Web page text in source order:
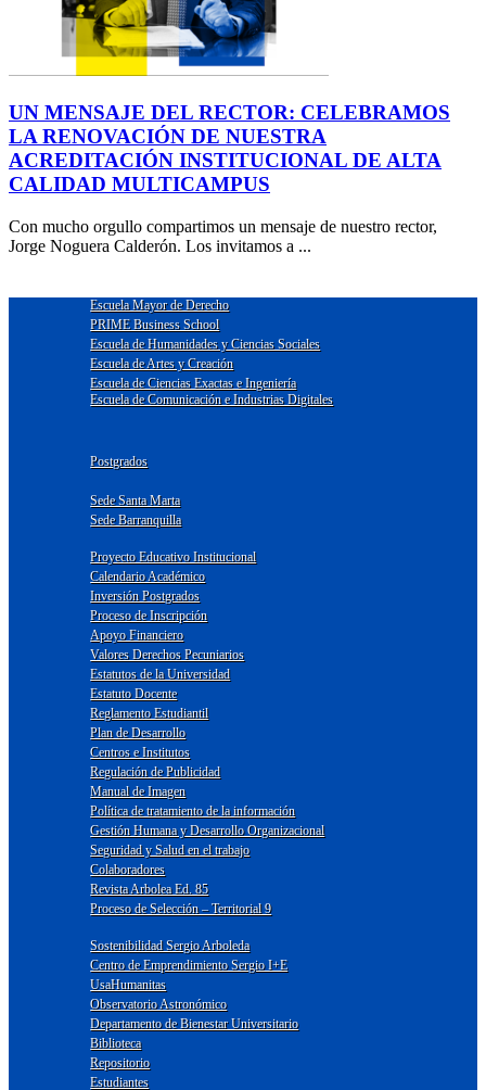
UN MENSAJE DEL RECTOR: CELEBRAMOS
LA RENOVACIÓN DE NUESTRA
ACREDITACIÓN INSTITUCIONAL DE ALTA
CALIDAD MULTICAMPUS
Con mucho orgullo compartimos un mensaje de nuestro rector,
Jorge Noguera Calderón. Los invitamos a ...
Escuela Mayor de Derecho
PRIME Business School
Escuela de Humanidades y Ciencias Sociales
Escuela de Artes y Creación
Escuela de Ciencias Exactas e Ingeniería
Escuela de Comunicación e Industrias Digitales
Postgrados
Sede Santa Marta
Sede Barranquilla
Proyecto Educativo Institucional
Calendario Académico
Inversión Postgrados
Proceso de Inscripción
Apoyo Financiero
Valores Derechos Pecuniarios
Estatutos de la Universidad
Estatuto Docente
Reglamento Estudiantil
Plan de Desarrollo
Centros e Institutos
Regulación de Publicidad
Manual de Imagen
Política de tratamiento de la información
Gestión Humana y Desarrollo Organizacional
Seguridad y Salud en el trabajo
Colaboradores
Revista Arbolea Ed. 85
Proceso de Selección – Territorial 9
Sostenibilidad Sergio Arboleda
Centro de Emprendimiento Sergio I+E
UsaHumanitas
Observatorio Astronómico
Departamento de Bienestar Universitario
Biblioteca
Repositorio
Estudiantes